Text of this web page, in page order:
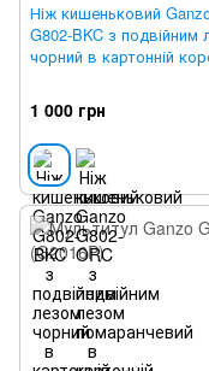
Ніж кишеньковий
G802-BKC з подвійним
чорний в картонній
1 000 грн